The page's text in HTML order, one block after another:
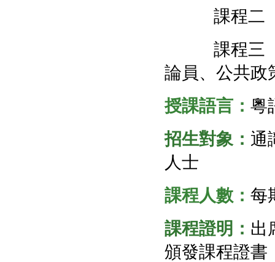
課程
課程
論員、公共
授課語言： 粵
招生對象： 通
人士
課程人數： 每
課程證明： 出
頒發課程證書